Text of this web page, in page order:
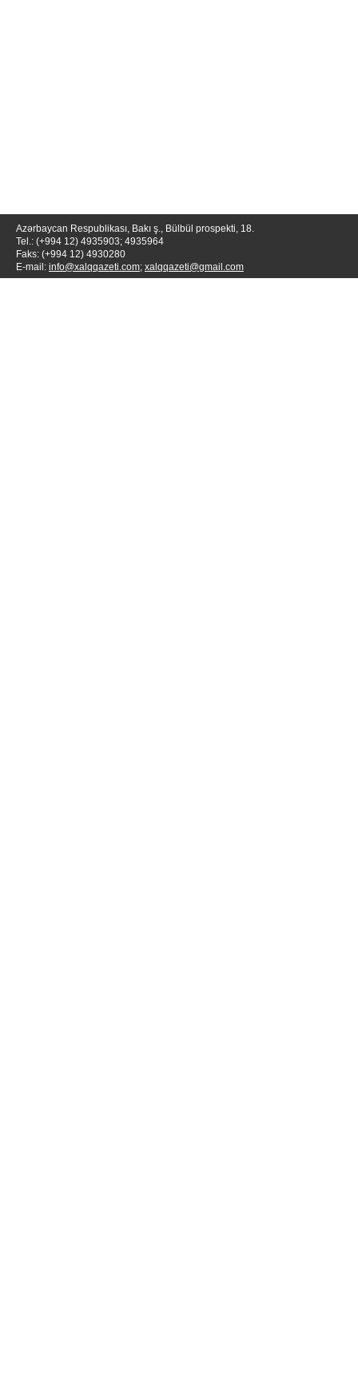
Azərbaycan Respublikası, Bakı ş., Bülbül prospekti, 18.
Tel.: (+994 12) 4935903; 4935964
Faks: (+994 12) 4930280
E-mail: info@xalqqazeti.com; xalqqazeti@gmail.com